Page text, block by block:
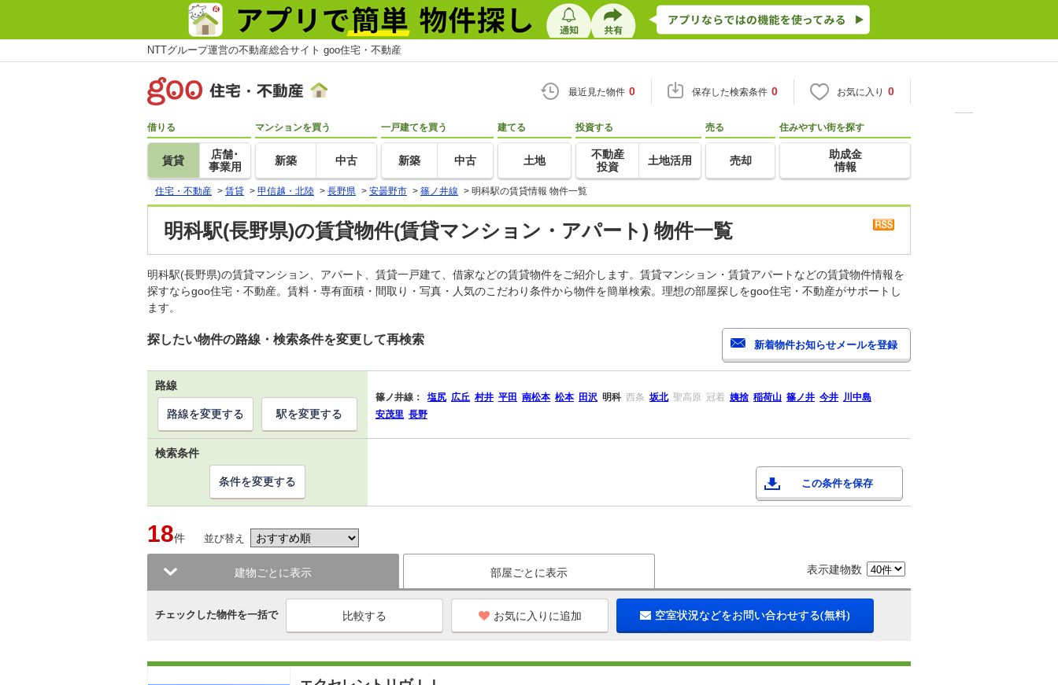
NTTグループ運営の不動産総合サイト goo住宅・不動産
最近見た物件 0 保存した検索条件 0 お気に入り 0
借りる
賃貸
店舗･
事業用
マンションを買う
新築 中古
一戸建てを買う
新築 中古
建てる
土地
投資する
不動産
投資
土地活用
売る
売却
住みやすい街を探す
助成金
情報
住宅・不動産 > 賃貸 > 甲信越・北陸 > 長野県 > 安曇野市 > 篠ノ井線 > 明科駅の賃貸情報 物件一覧
明科駅(長野県)の賃貸物件(賃貸マンション・アパート) 物件一覧
明科駅(長野県)の賃貸マンション、アパート、賃貸一戸建て、借家などの賃貸物件をご紹介します。賃貸マンション・賃貸アパートなどの賃貸物件情報を
探すならgoo住宅・不動産。賃料・専有面積・間取り・写真・人気のこだわり条件から物件を簡単検索。理想の部屋探しをgoo住宅・不動産がサポートし
ます。
探したい物件の路線・検索条件を変更して再検索
路線
篠ノ井線： 塩尻 広丘 村井 平田 南松本 松本 田沢 明科 西条 坂北 聖高原 冠着 姨捨 稲荷山 篠ノ井 今井 川中島
安茂里 長野
路線を変更する 駅を変更する
検索条件
この条件を保存
条件を変更する
18件 並び替え
建物ごとに表示 部屋ごとに表示 表示建物数
チェックした物件を一括で お気に入りに追加 空室状況などをお問い合わせする(無料)